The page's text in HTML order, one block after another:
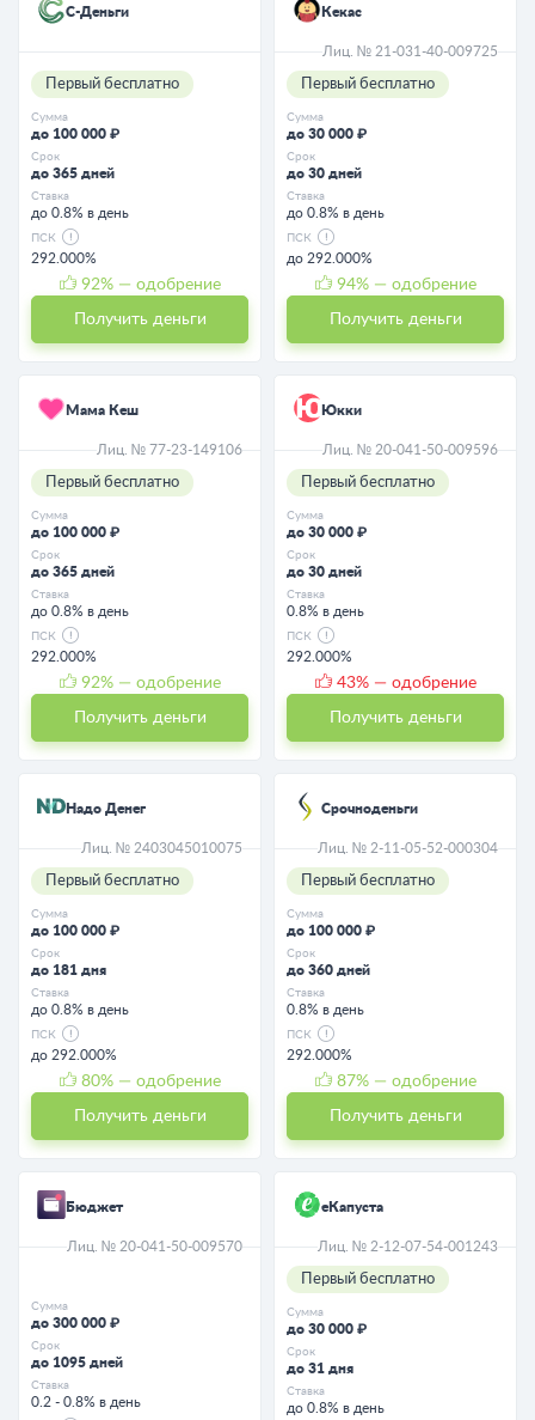
С-Деньги
Первый бесплатно
Сумма
до 100 000 ₽
Срок
до 365 дней
Ставка
до 0.8% в день
ПСК
292.000%
92% — одобрение
Получить деньги
Кекас
Лиц. № 21-031-40-009725
Первый бесплатно
Сумма
до 30 000 ₽
Срок
до 30 дней
Ставка
до 0.8% в день
ПСК
до 292.000%
94% — одобрение
Получить деньги
Мама Кеш
Лиц. № 77-23-149106
Первый бесплатно
Сумма
до 100 000 ₽
Срок
до 365 дней
Ставка
до 0.8% в день
ПСК
292.000%
92% — одобрение
Получить деньги
Юкки
Лиц. № 20-041-50-009596
Первый бесплатно
Сумма
до 30 000 ₽
Срок
до 30 дней
Ставка
0.8% в день
ПСК
292.000%
43% — одобрение
Получить деньги
Надо Денег
Лиц. № 2403045010075
Первый бесплатно
Сумма
до 100 000 ₽
Срок
до 181 дня
Ставка
до 0.8% в день
ПСК
до 292.000%
80% — одобрение
Получить деньги
Срочноденьги
Лиц. № 2-11-05-52-000304
Первый бесплатно
Сумма
до 100 000 ₽
Срок
до 360 дней
Ставка
0.8% в день
ПСК
292.000%
87% — одобрение
Получить деньги
Бюджет
Лиц. № 20-041-50-009570
Сумма
до 300 000 ₽
Срок
до 1095 дней
Ставка
0.2 - 0.8% в день
еКапуста
Лиц. № 2-12-07-54-001243
Первый бесплатно
Сумма
до 30 000 ₽
Срок
до 31 дня
Ставка
до 0.8% в день